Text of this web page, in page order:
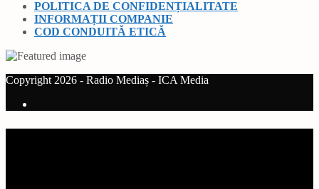
POLITICA DE CONFIDENȚIALITATE
INFORMAȚII COMPANIE
COD CONDUITĂ ETICĂ
Copyright 2026 - Radio Mediaș - ICA Media